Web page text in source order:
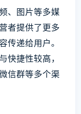
、图片等多媒
者提供了更多
传递给用户。
快捷性较高，
信群等多个渠